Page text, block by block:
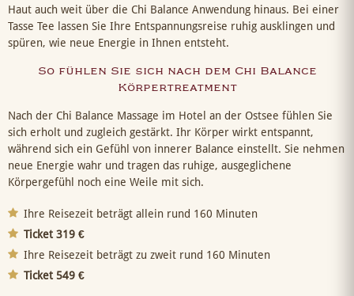
Haut auch weit über die Chi Balance Anwendung hinaus. Bei einer
Tasse Tee lassen Sie Ihre Entspannungsreise ruhig ausklingen und
spüren, wie neue Energie in Ihnen entsteht.
So fühlen Sie sich nach dem Chi Balance
Körpertreatment
Nach der Chi Balance Massage im Hotel an der Ostsee fühlen Sie
sich erholt und zugleich gestärkt. Ihr Körper wirkt entspannt,
während sich ein Gefühl von innerer Balance einstellt. Sie nehmen
neue Energie wahr und tragen das ruhige, ausgeglichene
Körpergefühl noch eine Weile mit sich.
Ihre Reisezeit beträgt allein rund 160 Minuten
Ticket 319 €
Ihre Reisezeit beträgt zu zweit rund 160 Minuten
Ticket 549 €